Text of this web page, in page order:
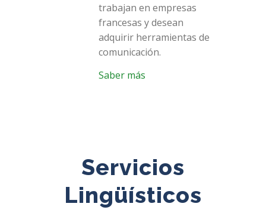
trabajan en empresas
francesas y desean
adquirir herramientas de
comunicación.
Saber más
Servicios
Lingüísticos